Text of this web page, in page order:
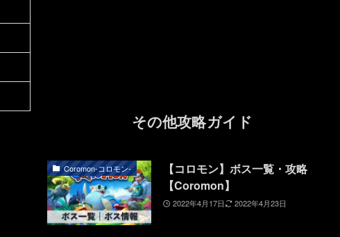
その他攻略ガイド
Coromon-コロモン-
【コロモン】ボス一覧・攻略
【Coromon】
2022年4月17日 2022年4月23日